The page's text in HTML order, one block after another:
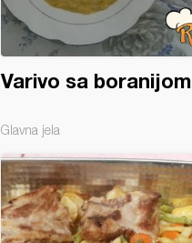
Varivo sa boranijom
Glavna jela